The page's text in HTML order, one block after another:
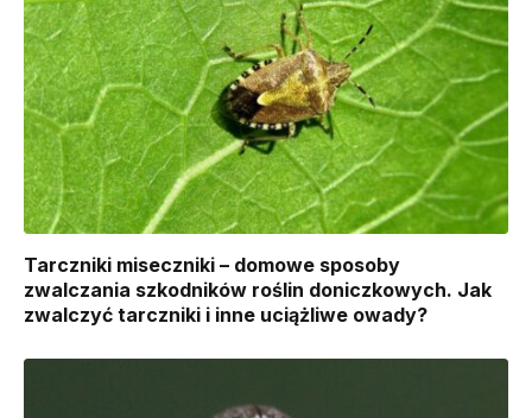
Tarczniki miseczniki – domowe sposoby
zwalczania szkodników roślin doniczkowych. Jak
zwalczyć tarczniki i inne uciążliwe owady?